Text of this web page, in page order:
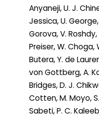
Anyaneji, U. J.
Jessica, U. George,
Gorova, V. Roshdy,
Preiser, W. Choga,
Butera, Y. de
von Gottberg, A.
Bridges, D. J.
Cotten, M. Moyo,
Sabeti, P. C.